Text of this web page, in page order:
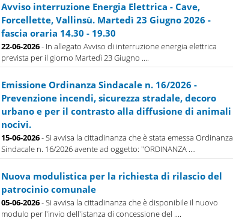
Avviso interruzione Energia Elettrica - Cave,
Forcellette, Vallinsù. Martedì 23 Giugno 2026 -
fascia oraria 14.30 - 19.30
22-06-2026- In allegato Avviso di interruzione energia elettrica
prevista per il giorno Martedì 23 Giugno ....
Emissione Ordinanza Sindacale n. 16/2026 -
Prevenzione incendi, sicurezza stradale, decoro
urbano e per il contrasto alla diffusione di animali
nocivi.
15-06-2026- Si avvisa la cittadinanza che è stata emessa Ordinanza
Sindacale n. 16/2026 avente ad oggetto: "ORDINANZA ....
Nuova modulistica per la richiesta di rilascio del
patrocinio comunale
05-06-2026- Si avvisa la cittadinanza che è disponibile il nuovo
modulo per l'invio dell'istanza di concessione del ....